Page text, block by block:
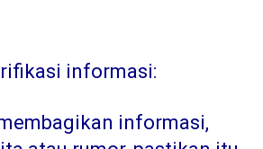
informasi:
informasi,